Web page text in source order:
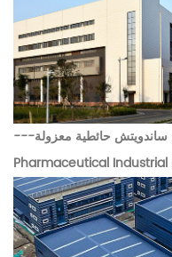
Pharmaceutical Industrial